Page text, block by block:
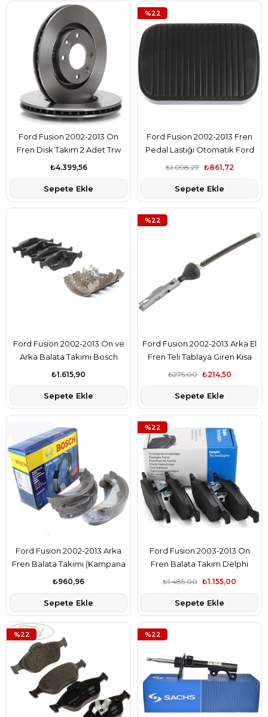
Ford Fusion 2002-2013 Ön
Fren Disk Takım 2 Adet Trw
Marka 8V511125AD
₺4.399,56
Sepete Ekle
Ford Fusion 2002-2013 Fren
Pedal Lastiği Otomatik Ford
Orjinal Marka 2S612457B1A
₺861,72
₺1.098,27
Sepete Ekle
%22
Ford Fusion 2002-2013 Ön ve
Arka Balata Takımı Bosch
Marka MEYS6J2K021DF-
₺1.615,90
Sepete Ekle
Ford Fusion 2002-2013 Arka El
Fren Teli Tablaya Giren Kısa
Cavo Marka 98AG2A635AG
₺214,50
₺275,00
Sepete Ekle
%22
Ford Fusion 2002-2013 Arka
Fren Balata Takımı (Kampana
Tip) Bosch Marka 2S6J2200BA
₺960,96
Sepete Ekle
Ford Fusion 2003-2013 Ön
Fren Balata Takım Delphi
Marka MEYS6J2K021DF
₺1.155,00
₺1.485,00
Sepete Ekle
%22
%22 %22